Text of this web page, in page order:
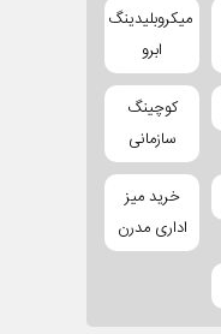
میکروبلیدینگ
ابرو
کوچینگ
سازمانی
خرید میز
اداری مدرن